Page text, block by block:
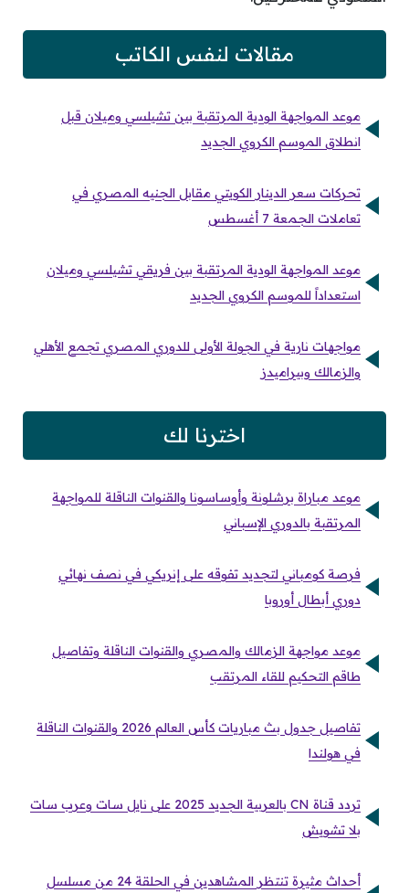
مقالات لنفس الكاتب
موعد المواجهة الودية المرتقبة بين تشيلسي وميلان قبل
انطلاق الموسم الكروي الجديد
تحركات سعر الدينار الكويتي مقابل الجنيه المصري في
تعاملات الجمعة 7 أغسطس
موعد المواجهة الودية المرتقبة بين فريقي تشيلسي وميلان
استعداداً للموسم الكروي الجديد
مواجهات نارية في الجولة الأولى للدوري المصري تجمع الأهلي
والزمالك وبيراميدز
اخترنا لك
موعد مباراة برشلونة وأوساسونا والقنوات الناقلة للمواجهة
المرتقبة بالدوري الإسباني
فرصة كومباني لتجديد تفوقه على إنريكي في نصف نهائي
دوري أبطال أوروبا
موعد مواجهة الزمالك والمصري والقنوات الناقلة وتفاصيل
طاقم التحكيم للقاء المرتقب
تفاصيل جدول بث مباريات كأس العالم 2026 والقنوات الناقلة
في هولندا
تردد قناة CN بالعربية الجديد 2025 على نايل سات وعرب سات
بلا تشويش
أحداث مثيرة تنتظر المشاهدين في الحلقة 24 من مسلسل